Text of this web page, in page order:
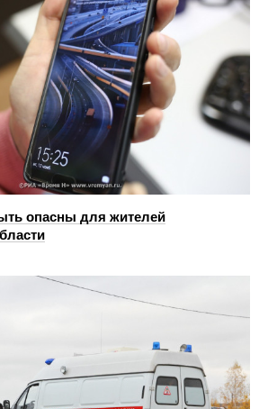
опасны для жителей